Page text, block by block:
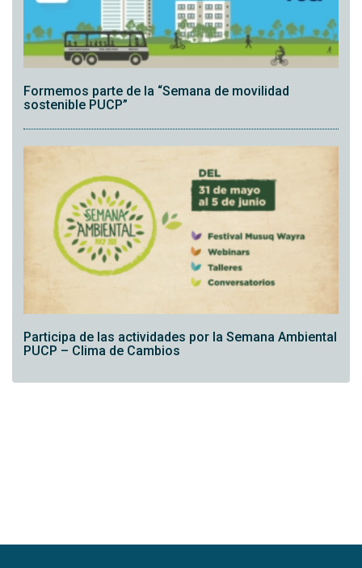
Formemos parte de la “Semana de movilidad
sostenible PUCP”
Participa de las actividades por la Semana Ambiental
PUCP – Clima de Cambios